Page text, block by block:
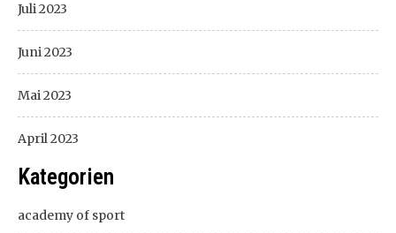
Juli 2023
Juni 2023
Mai 2023
April 2023
Kategorien
academy of sport